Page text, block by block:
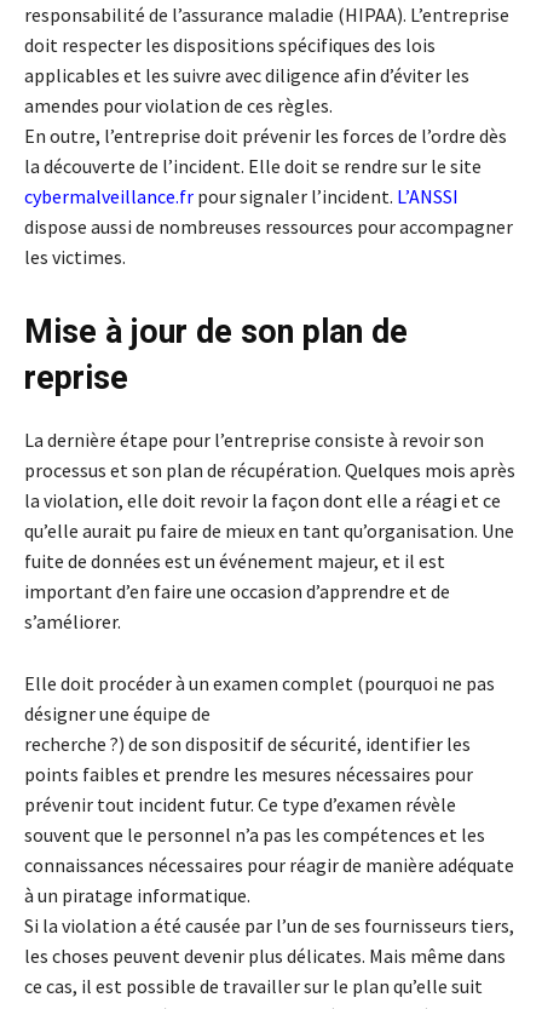
responsabilité de l’assurance maladie (HIPAA). L’entreprise
doit respecter les dispositions spécifiques des lois
applicables et les suivre avec diligence afin d’éviter les
amendes pour violation de ces règles.
En outre, l’entreprise doit prévenir les forces de l’ordre dès
la découverte de l’incident. Elle doit se rendre sur le site
cybermalveillance.fr pour signaler l’incident. L’ANSSI
dispose aussi de nombreuses ressources pour accompagner
les victimes.
Mise à jour de son plan de
reprise
La dernière étape pour l’entreprise consiste à revoir son
processus et son plan de récupération. Quelques mois après
la violation, elle doit revoir la façon dont elle a réagi et ce
qu’elle aurait pu faire de mieux en tant qu’organisation. Une
fuite de données est un événement majeur, et il est
important d’en faire une occasion d’apprendre et de
s’améliorer.
Elle doit procéder à un examen complet (pourquoi ne pas
désigner une équipe de
recherche ?) de son dispositif de sécurité, identifier les
points faibles et prendre les mesures nécessaires pour
prévenir tout incident futur. Ce type d’examen révèle
souvent que le personnel n’a pas les compétences et les
connaissances nécessaires pour réagir de manière adéquate
à un piratage informatique.
Si la violation a été causée par l’un de ses fournisseurs tiers,
les choses peuvent devenir plus délicates. Mais même dans
ce cas, il est possible de travailler sur le plan qu’elle suit